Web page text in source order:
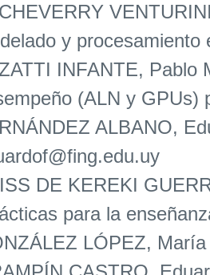
y
INFANTE, Pablo
(ALN y GPUs)
ALBANO,
DE KEREKI
para la
LÓPEZ,